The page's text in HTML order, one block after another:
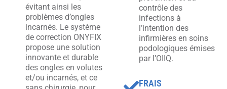
évitant ainsi les
problèmes d’ongles
incarnés. Le système
de correction ONYFIX
propose une solution
innovante et durable
des ongles en volutes
et/ou incarnés, et ce
contrôle des
infections à
l’intention des
infirmières en soins
podologiques émises
par l’OIIQ.
FRAIS